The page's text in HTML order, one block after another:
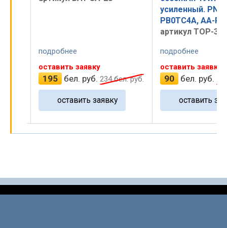
подробнее
оставить заявку
195 бел. руб. 234бел. руб.
оставить заявку
усиленный. PN:
PB0TC4A, AA-
артикул TOP-
подробнее
оставить заявку
90 бел. руб.
оставить